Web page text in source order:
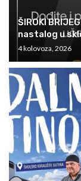
ŠIROKI
nastalog u
4 kolovoza, 2026